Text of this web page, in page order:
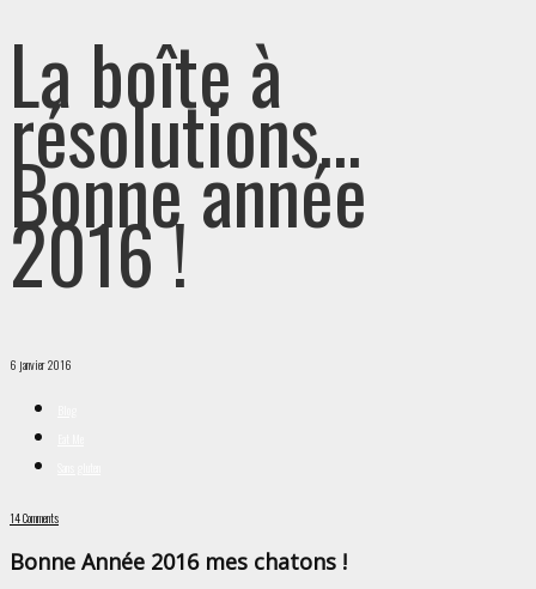
La boîte à
résolutions…
Bonne année
2016 !
6 janvier 2016
14 Comments
Bonne Année 2016 mes chatons !